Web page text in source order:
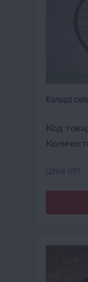
Кольцо
Код
Цена опт: